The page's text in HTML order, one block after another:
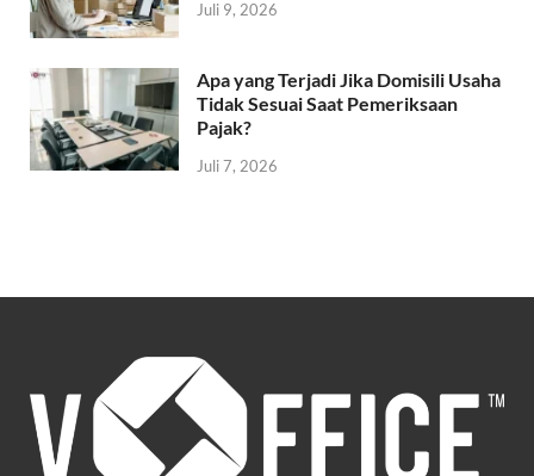
Juli 9, 2026
Apa yang Terjadi Jika Domisili Usaha
Tidak Sesuai Saat Pemeriksaan
Pajak?
Juli 7, 2026